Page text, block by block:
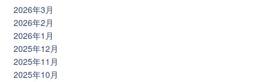
2026年3月
2026年2月
2026年1月
2025年12月
2025年11月
2025年10月